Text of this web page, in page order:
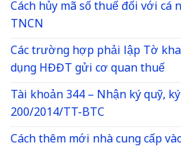
Cách hủy mã số thuế đối với cá
TNCN
Các trường hợp phải lập Tờ
dụng HĐĐT gửi cơ quan thuế
Tài khoản 344 – Nhận ký quỹ,
200/2014/TT-BTC
Cách thêm mới nhà cung cấp